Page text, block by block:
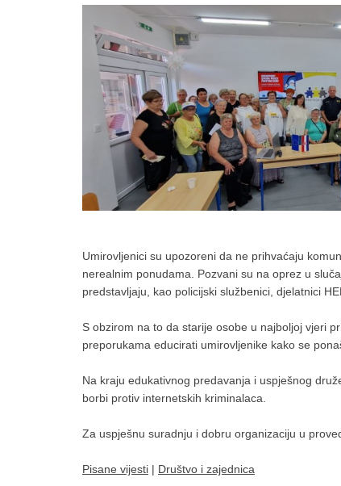
Umirovljenici su upozoreni da ne prihvaćaju
nerealnim ponudama. Pozvani su na oprez u
predstavljaju, kao policijski službenici, djelatnici
S obzirom na to da starije osobe u najboljoj vjeri
preporukama educirati umirovljenike kako se
Na kraju edukativnog predavanja i uspješnog
borbi protiv internetskih kriminalaca.
Za uspješnu suradnju i dobru organizaciju u
Pisane vijesti | Društvo i zajednica